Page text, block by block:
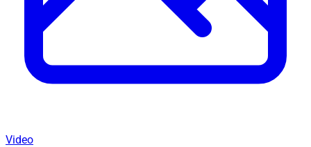
Video